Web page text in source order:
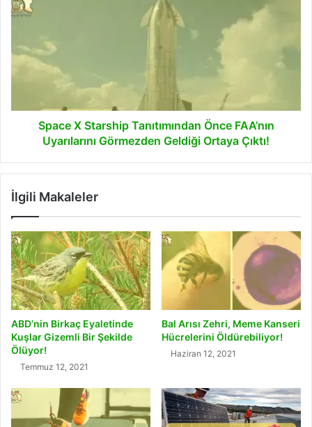
X
Önce
FAA’nın
Geldiği
Space X Starship Tanıtımından Önce FAA’nın
Uyarılarını Görmezden Geldiği Ortaya Çıktı!
İlgili Makaleler
ABD’nin Birkaç Eyaletinde
Kuşlar Gizemli Bir Şekilde
Ölüyor!
Temmuz 12, 2021
Bal Arısı Zehri, Meme Kanseri
Hücrelerini Öldürebiliyor!
Haziran 12, 2021